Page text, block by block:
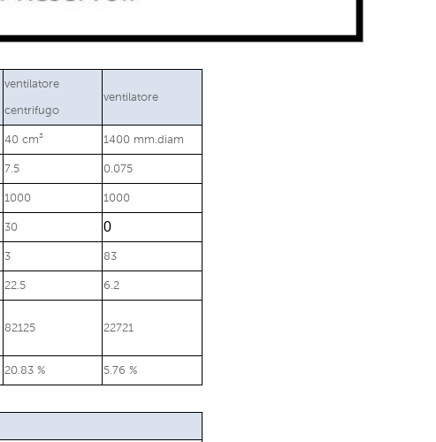
ventilatore
centrifugo
ventilatore
40 cm³ 1400 mm.diam
7.5 0.075
1000 1000
30 0
3 83
22.5 6.2
82125 22721
20.83 % 5.76 %